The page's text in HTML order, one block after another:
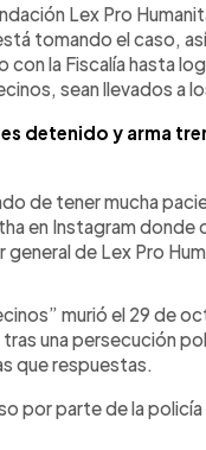
Lex Pro
tomando el caso,
la Fiscalía hasta
sean llevados a
detenido y arma
de tener mucha
en Instagram donde
de Lex Pro
murió el 29 de
una persecución
que respuestas.
por parte de la